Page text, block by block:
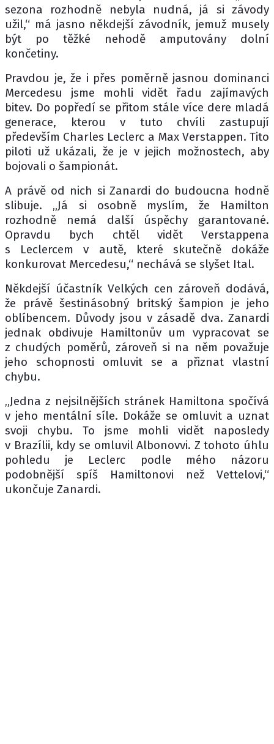
sezona rozhodně nebyla nudná, já si závody
užil,“ má jasno někdejší závodník, jemuž musely
být po těžké nehodě amputovány dolní
končetiny.
Pravdou je, že i přes poměrně jasnou dominanci
Mercedesu jsme mohli vidět řadu zajímavých
bitev. Do popředí se přitom stále více dere mladá
generace, kterou v tuto chvíli zastupují
především Charles Leclerc a Max Verstappen. Tito
piloti už ukázali, že je v jejich možnostech, aby
bojovali o šampionát.
A právě od nich si Zanardi do budoucna hodně
slibuje. „Já si osobně myslím, že Hamilton
rozhodně nemá další úspěchy garantované.
Opravdu bych chtěl vidět Verstappena
s Leclercem v autě, které skutečně dokáže
konkurovat Mercedesu,“ nechává se slyšet Ital.
Někdejší účastník Velkých cen zároveň dodává,
že právě šestinásobný britský šampion je jeho
oblíbencem. Důvody jsou v zásadě dva. Zanardi
jednak obdivuje Hamiltonův um vypracovat se
z chudých poměrů, zároveň si na něm považuje
jeho schopnosti omluvit se a přiznat vlastní
chybu.
„Jedna z nejsilnějších stránek Hamiltona spočívá
v jeho mentální síle. Dokáže se omluvit a uznat
svoji chybu. To jsme mohli vidět naposledy
v Brazílii, kdy se omluvil Albonovvi. Z tohoto úhlu
pohledu je Leclerc podle mého názoru
podobnější spíš Hamiltonovi než Vettelovi,“
ukončuje Zanardi.